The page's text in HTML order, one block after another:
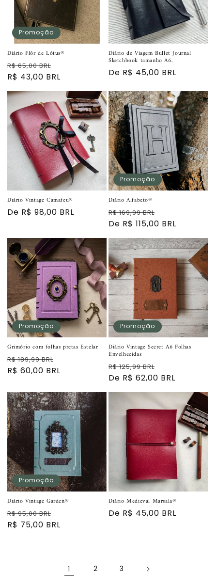
Promoção
Diário Flôr de Lótus®
Preço
normal
R$ 65,00 BRL
promocional
R$ 43,00 BRL
Diário de Viagem Bullet Journal
Sketchbook tamanho A6.
Preço
De R$ 45,00 BRL
Diário Vintage Camafeu®
Preço
De R$ 98,00 BRL
Promoção
Diário Alfabeto®
Preço
normal
R$ 169,99 BRL
promocional
De R$ 115,00 BRL
Promoção
Grimório com folhas pretas Estelar
Preço
normal
R$ 189,99 BRL
promocional
R$ 60,00 BRL
Promoção
Diário Vintage Secret A6 Folhas
Envelhecidas
Preço
normal
R$ 125,99 BRL
promocional
De R$ 62,00 BRL
Promoção
Diário Vintage Garden®
Preço
normal
R$ 95,00 BRL
promocional
R$ 75,00 BRL
Diário Medieval Marsala®
Preço
De R$ 45,00 BRL
1 2 3